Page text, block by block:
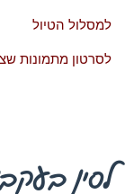
למסלול הטיול
לסרטון מתמונות
לסין